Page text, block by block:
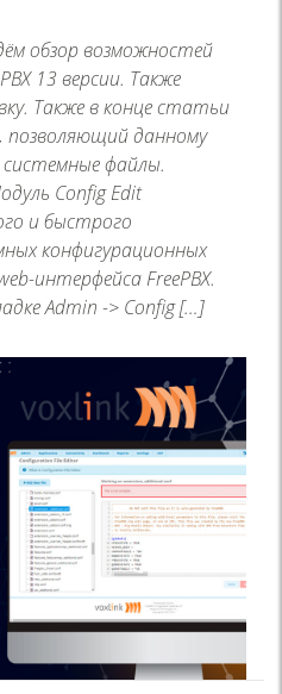
обзор возможностей
13 версии. Также
Также в конце статьи
данному
файлы.
Config Edit
и быстрого
конфигурационных
интерфейса FreePBX.
Admin -> Config […]